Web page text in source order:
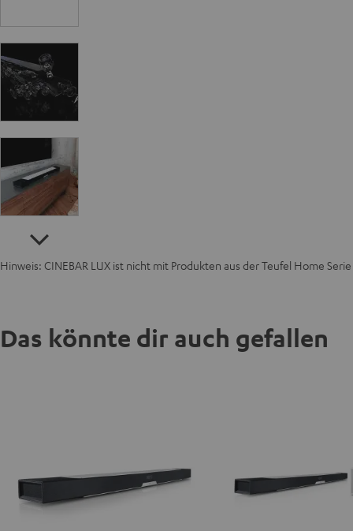
Hinweis: CINEBAR LUX ist nicht mit Produkten aus der Teufel Home
Das könnte dir auch gefallen